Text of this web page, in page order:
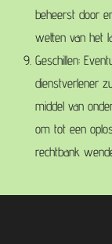
beheerst door
wetten van het
Geschillen:
dienstverlener
middel van
om tot een
rechtbank